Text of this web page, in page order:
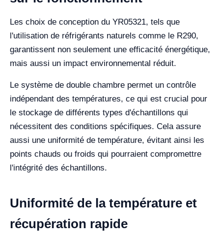
Les choix de conception du YR05321, tels que
l'utilisation de réfrigérants naturels comme le R290,
garantissent non seulement une efficacité énergétique,
mais aussi un impact environnemental réduit.
Le système de double chambre permet un contrôle
indépendant des températures, ce qui est crucial pour
le stockage de différents types d'échantillons qui
nécessitent des conditions spécifiques. Cela assure
aussi une uniformité de température, évitant ainsi les
points chauds ou froids qui pourraient compromettre
l'intégrité des échantillons.
Uniformité de la température et
récupération rapide